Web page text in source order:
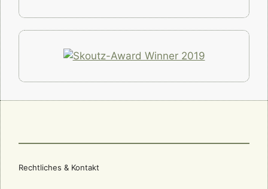
Rechtliches & Kontakt